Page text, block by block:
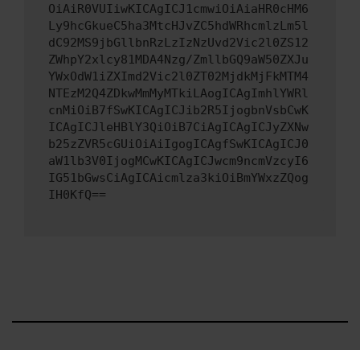
OiAiR0VUIiwKICAgICJ1cmwiOiAiaHR0cHM6
Ly9hcGkueC5ha3MtcHJvZC5hdWRhcmlzLm5l
dC92MS9jbGllbnRzLzIzNzUvd2Vic2l0ZS12
ZWhpY2xlcy81MDA4Nzg/ZmllbGQ9aW50ZXJu
YWxOdW1iZXImd2Vic2l0ZT02MjdkMjFkMTM4
NTEzM2Q4ZDkwMmMyMTkiLAogICAgImhlYWRl
cnMiOiB7fSwKICAgICJib2R5IjogbnVsbCwK
ICAgICJleHBlY3QiOiB7CiAgICAgICJyZXNw
b25zZVR5cGUiOiAiIgogICAgfSwKICAgICJ0
aW1lb3V0IjogMCwKICAgICJwcm9ncmVzcyI6
IG51bGwsCiAgICAicmlza3kiOiBmYWxzZQog
IH0KfQ==